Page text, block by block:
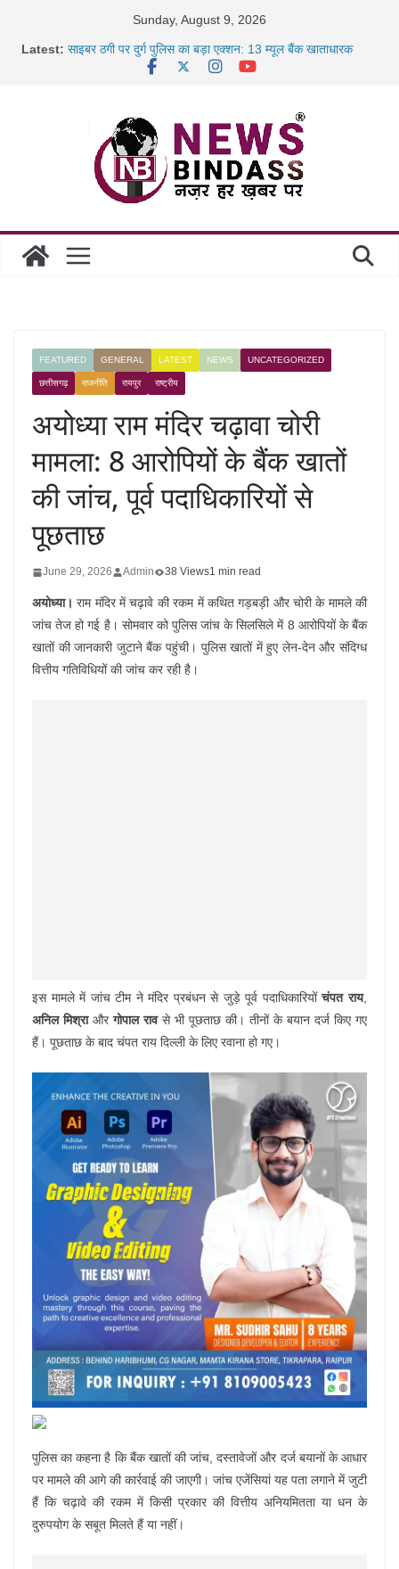
Sunday, August 9, 2026
Latest: साइबर ठगी पर दुर्ग पुलिस का बड़ा एक्शन: 13 म्यूल बैंक खाताधारक
रायपुर में कल्याण ज्वेलर्स में डकैती की साजिश नाकाम, दिल्ली-बिहार
छत्तीसगढ़ में 1460 गोधाम होंगे स्थापित, हर विकासखंड के 10 उत्कृष्ट
गोठानों
FEATURED GENERAL LATEST NEWS UNCATEGORIZED
छत्तीसगढ़ राजनीति रायपुर राष्ट्रीय
अयोध्या राम मंदिर चढ़ावा चोरी
मामला: 8 आरोपियों के बैंक खातों
की जांच, पूर्व पदाधिकारियों से
पूछताछ
June 29, 2026 Admin 38 Views1 min read
अयोध्या। राम मंदिर में चढ़ावे की रकम में कथित गड़बड़ी और चोरी के मामले की
जांच तेज हो गई है। सोमवार को पुलिस जांच के सिलसिले में 8 आरोपियों के बैंक
खातों की जानकारी जुटाने बैंक पहुंची। पुलिस खातों में हुए लेन-देन और संदिग्ध
वित्तीय गतिविधियों की जांच कर रही है।
इस मामले में जांच टीम ने मंदिर प्रबंधन से जुड़े पूर्व पदाधिकारियोंचंपत राय,
अनिल मिश्राऔरगोपाल रावसे भी पूछताछ की। तीनों के बयान दर्ज किए गए
हैं। पूछताछ के बाद चंपत राय दिल्ली के लिए रवाना हो गए।
पुलिस का कहना है कि बैंक खातों की जांच, दस्तावेजों और दर्ज बयानों के आधार
पर मामले की आगे की कार्रवाई की जाएगी। जांच एजेंसियां यह पता लगाने में जुटी
हैं कि चढ़ावे की रकम में किसी प्रकार की वित्तीय अनियमितता या धन के
दुरुपयोग के सबूत मिलते हैं या नहीं।